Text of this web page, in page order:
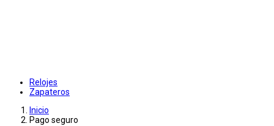
Relojes
Zapateros
Inicio
Pago seguro